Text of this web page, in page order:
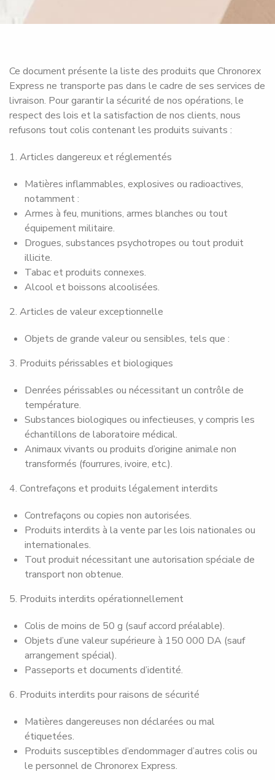
Ce document présente la liste des produits que Chronorex
Express ne transporte pas dans le cadre de ses services de
livraison. Pour garantir la sécurité de nos opérations, le
respect des lois et la satisfaction de nos clients, nous
refusons tout colis contenant les produits suivants :
1. Articles dangereux et réglementés
Matières inflammables, explosives ou radioactives,
notamment :
Armes à feu, munitions, armes blanches ou tout
équipement militaire.
Drogues, substances psychotropes ou tout produit
illicite.
Tabac et produits connexes.
Alcool et boissons alcoolisées.
2. Articles de valeur exceptionnelle
Objets de grande valeur ou sensibles, tels que :
3. Produits périssables et biologiques
Denrées périssables ou nécessitant un contrôle de
température.
Substances biologiques ou infectieuses, y compris les
échantillons de laboratoire médical.
Animaux vivants ou produits d’origine animale non
transformés (fourrures, ivoire, etc.).
4. Contrefaçons et produits légalement interdits
Contrefaçons ou copies non autorisées.
Produits interdits à la vente par les lois nationales ou
internationales.
Tout produit nécessitant une autorisation spéciale de
transport non obtenue.
5. Produits interdits opérationnellement
Colis de moins de 50 g (sauf accord préalable).
Objets d’une valeur supérieure à 150 000 DA (sauf
arrangement spécial).
Passeports et documents d’identité.
6. Produits interdits pour raisons de sécurité
Matières dangereuses non déclarées ou mal
étiquetées.
Produits susceptibles d’endommager d’autres colis ou
le personnel de Chronorex Express.